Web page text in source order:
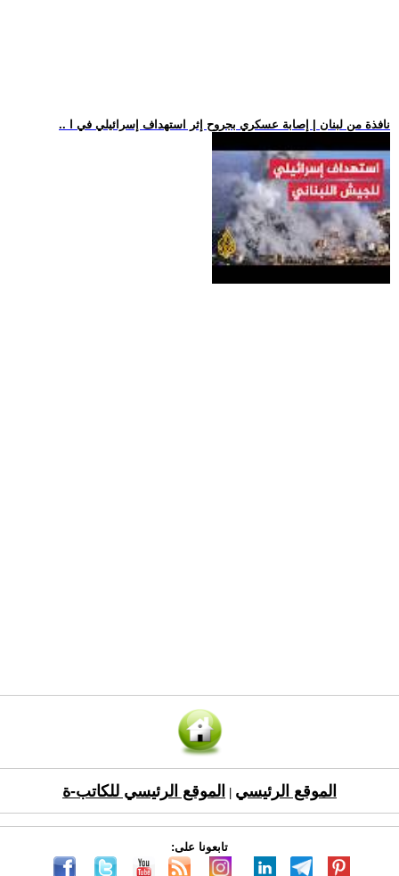
.. نافذة من لبنان | إصابة عسكري بجروح إثر استهداف إسرائيلي في ا
الموقع الرئيسي الموقع الرئيسي للكاتب-ة
تابعونا على: